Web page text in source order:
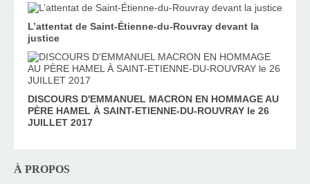
L’attentat de Saint-Étienne-du-Rouvray devant la
justice
DISCOURS D'EMMANUEL MACRON EN HOMMAGE AU
PÈRE HAMEL À SAINT-ETIENNE-DU-ROUVRAY le 26
JUILLET 2017
À PROPOS